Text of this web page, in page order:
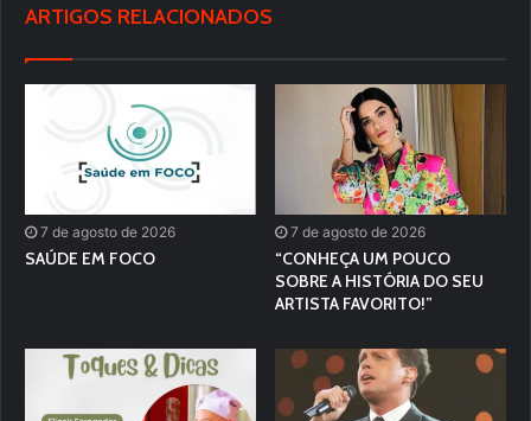
ARTIGOS RELACIONADOS
7 de agosto de 2026
SAÚDE EM FOCO
7 de agosto de 2026
“CONHEÇA UM POUCO
SOBRE A HISTÓRIA DO SEU
ARTISTA FAVORITO!”